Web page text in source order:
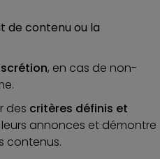
de contenu ou la
, en cas de non-
des critères définis et
annonces et démontre
contenus.